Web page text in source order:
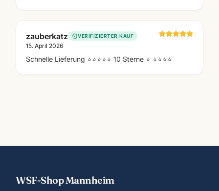
zauberkatz VERIFIZIERTER KAUF
15. April 2026
Schnelle Lieferung ⭐️⭐️⭐️⭐️⭐️ 10 Sterne ⭐️ ⭐️⭐️⭐️⭐️
WSF-Shop Mannheim